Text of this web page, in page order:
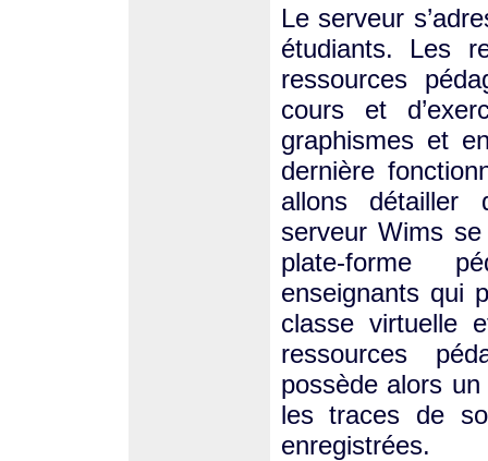
Le serveur
étudiants. Les
ressources
cours et
graphismes et
dernière
allons détailler
serveur Wims
plate-forme
enseignants qui
classe virtuelle
ressources
possède alors
les traces de
enregistrées.